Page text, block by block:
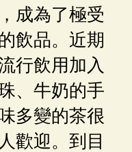
成為了極受
飲品。近期
行飲用加入
、牛奶的手
多變的茶很
歡迎。到目